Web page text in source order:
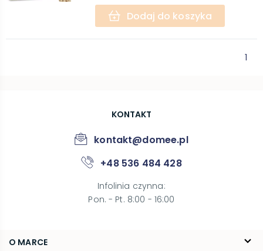
Dodaj do koszyka
1
O MARCE
KONTAKT
kontakt@domee.pl
+48 536 484 428
Infolinia czynna:
Pon. - Pt. 8:00 - 16:00